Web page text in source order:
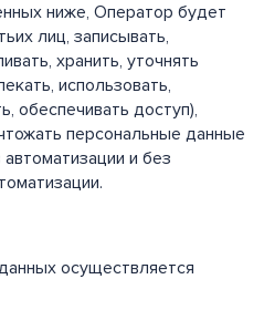
ниже, Оператор будет
лиц, записывать,
хранить, уточнять
использовать,
обеспечивать доступ),
персональные данные
и без
осуществляется